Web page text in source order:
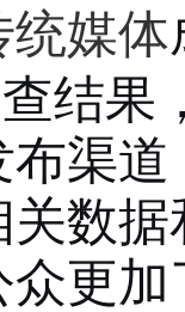
统媒体
结果
布渠
数
众更加